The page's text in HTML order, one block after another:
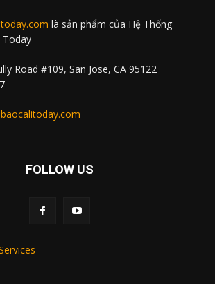
là sản phẩm của Hệ Thống
Today
Road #109, San Jose, CA 95122
FOLLOW US